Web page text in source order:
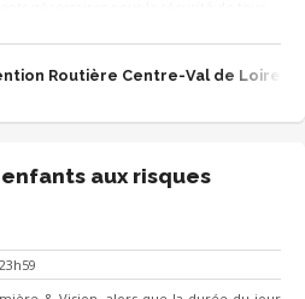
Routière Centre-Val de Loire
aux risques